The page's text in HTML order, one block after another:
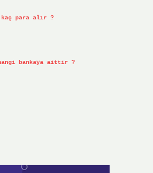
kaç para alır ?
bankaya aittir ?